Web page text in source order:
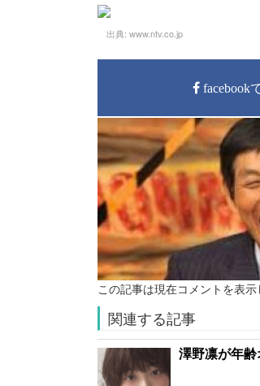
出典: www.ntv.co.jp
facebook
この記事は現在コメントを表示
関連する記事
澤野凛が年